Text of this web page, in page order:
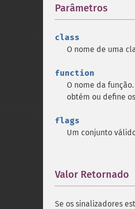
Parâmetros
class
O nome de uma
function
O nome da função.
obtém ou define
flags
Um conjunto
Valor Retornado
Se os sinalizadores